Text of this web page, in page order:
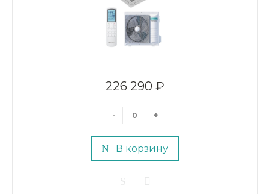
226 290 ₽
- +
В корзину